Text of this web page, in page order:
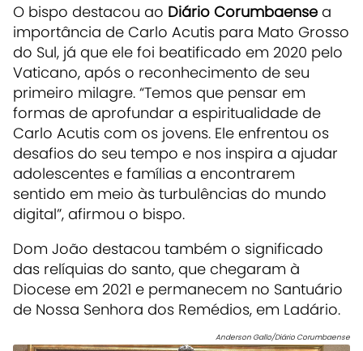
O bispo destacou ao Diário Corumbaense a
importância de Carlo Acutis para Mato Grosso
do Sul, já que ele foi beatificado em 2020 pelo
Vaticano, após o reconhecimento de seu
primeiro milagre. “Temos que pensar em
formas de aprofundar a espiritualidade de
Carlo Acutis com os jovens. Ele enfrentou os
desafios do seu tempo e nos inspira a ajudar
adolescentes e famílias a encontrarem
sentido em meio às turbulências do mundo
digital”, afirmou o bispo.
Dom João destacou também o significado
das relíquias do santo, que chegaram à
Diocese em 2021 e permanecem no Santuário
de Nossa Senhora dos Remédios, em Ladário.
Anderson Gallo/Diário Corumbaense